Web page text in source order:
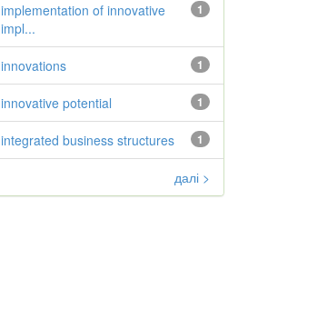
1
implementation of innovative
impl...
1
innovations
1
innovative potential
1
integrated business structures
далі >